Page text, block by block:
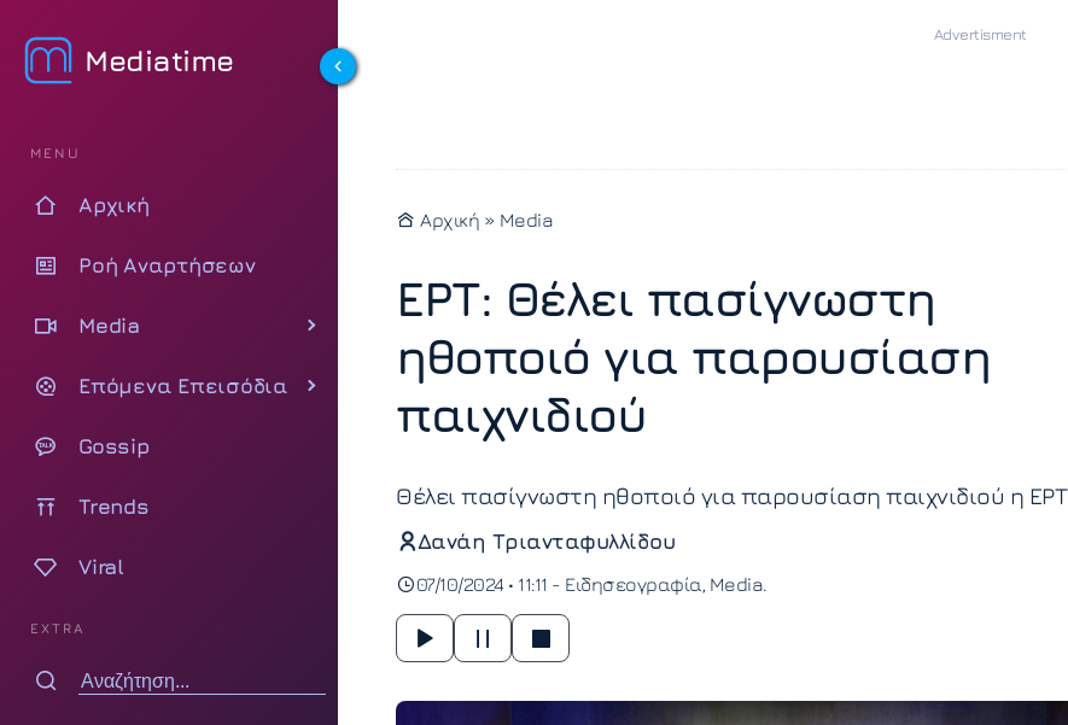
Mediatime
MENU
Αρχική
Ροή Αναρτήσεων
Media
Επόμενα Επεισόδια
Gossip
Trends
Viral
EXTRA
Αρχική » Media
ΕΡΤ: Θέλει πασίγνωστη
ηθοποιό για παρουσίαση
παιχνιδιού
Θέλει πασίγνωστη ηθοποιό για παρουσίαση παιχνιδιού η ΕΡΤ
Δανάη Τριανταφυλλίδου
07/10/2024 • 11:11 - Ειδησεογραφία Media